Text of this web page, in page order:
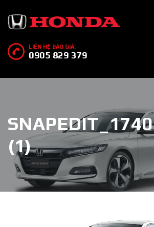
LIÊN HỆ BÁO GIÁ:
0905 829 379
(1)